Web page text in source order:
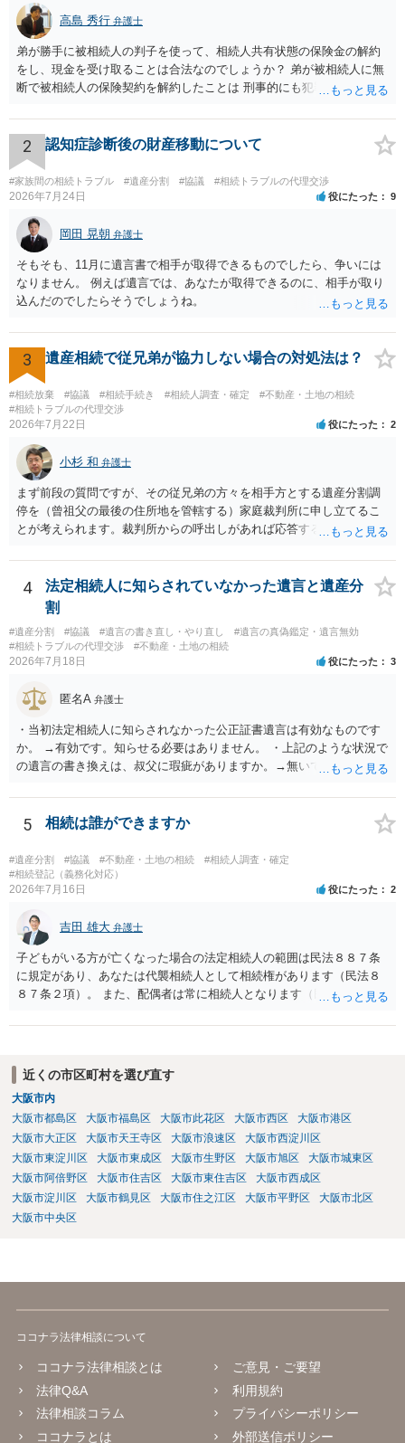
高島 秀行 弁護士
弟が勝手に被相続人の判子を使って、相続人共有状態の保険金の解約
をし、現金を受け取ることは合法なのでしょうか？ 弟が被相続人に無
断で被相続人の保険契約を解約したことは 刑事的にも犯罪となる可能
された書類のコピーを取得して、弁護士に面談で詳しい事情を話して
相談 されたら良いと思います。
2 認知症診断後の財産移動について
#家族間の相続トラブル #遺産分割 #協議 #相続トラブルの代理交渉
2026年7月24日 役にたった 9
岡田 晃朝 弁護士
そもそも、11月に遺言書で相手が取得できるものでしたら、争いには
なりません。 例えば遺言では、あなたが取得できるのに、相手が取り
込んだのでしたらそうでしょうね。
3 遺産相続で従兄弟が協力しない場合の対処法は？
#相続放棄 #協議 #相続手続き #相続人調査・確定
#不動産・土地の相続
#相続トラブルの代理交渉
2026年7月22日 役にたった 2
小杉 和 弁護士
まず前段の質問ですが、その従兄弟の方々を相手方とする遺産分割調
停を（曾祖父の最後の住所地を管轄する）家庭裁判所に申し立てるこ
とが考えられます。裁判所からの呼出しがあれば応答する可能性がま
能と思われます。時間が思った以上にないので必要書類をてきぱきと
揃える必要があります。その点是非御注意ください。
4
法定相続人に知らされていなかった遺言と遺産分
割
#遺産分割 #協議 #遺言の書き直し・やり直し
#遺言の真偽鑑定・遺言無効
#相続トラブルの代理交渉
#不動産・土地の相続
2026年7月18日 役にたった 3
匿名A 弁護士
・当初法定相続人に知らされなかった公正証書遺言は有効なものです
か。 →有効です。知らせる必要はありません。 ・上記のような状況で
の遺言の書き換えは、叔父に瑕疵がありますか。→無いです。 ・分割
ますか。 →本人が自由に決められますので、どこが妥当とは言えない
です。客観的な基準もありません。 ・できれば穏やかに、分割を拒否
することはできますか。 →分割を拒否するということは、遺産はいら
ないということでしょうか。遺言で、受取を指定されててもいらない
と拒否することはできます。理由を説明する必要はありません。
5 相続は誰ができますか
#遺産分割 #協議 #不動産・土地の相続
#相続人調査・確定
#相続登記（義務化対応）
2026年7月16日 役にたった 2
吉田 雄大 弁護士
子どもがいる方が亡くなった場合の法定相続人の範囲は民法８８７条
に規定があり、あなたは代襲相続人として相続権があります（民法８
８７条２項）。 また、配偶者は常に相続人となります（民法８９０
も相続権があります。つまり、孫５人に加えて「おじ又はおば」にも
近くの市区町村を選び直す
大阪市内
大阪市都島区
大阪市福島区 大阪市此花区 大阪市西区
大阪市港区
大阪市大正区
大阪市天王寺区 大阪市浪速区
大阪市西淀川区
大阪市東淀川区
大阪市東成区 大阪市生野区 大阪市旭区
大阪市城東区
大阪市阿倍野区
大阪市住吉区 大阪市東住吉区
大阪市西成区
大阪市淀川区
大阪市鶴見区 大阪市住之江区 大阪市平野区
大阪市北区
大阪市中央区
ココナラ法律相談について
ココナラ法律相談とは
法律Q&A
法律相談コラム
ココナラとは
ご意見・ご要望
利用規約
プライバシーポリシー
外部送信ポリシー